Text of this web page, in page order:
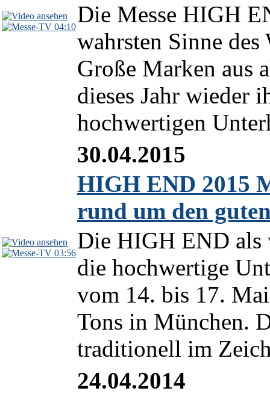
04:10Die Messe HIGH
wahrsten Sinne
Große Marken aus
dieses Jahr wieder
hochwertigen
03:56
30.04.2015
HIGH END 2015
rund um den
Die HIGH END als
die hochwertige
vom 14. bis 17.
Tons in München.
traditionell im
24.04.2014